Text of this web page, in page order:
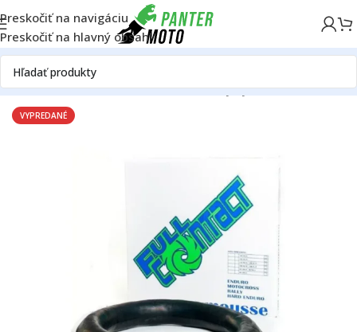
Preskočiť na navigáciu
Preskočiť na hlavný obsah
DomovOFF ROADRámKolesáBezdušový systém
VYPREDANÉ